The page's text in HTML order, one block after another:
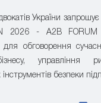
України
2026 - A2B
обговорення
управління
безпеки